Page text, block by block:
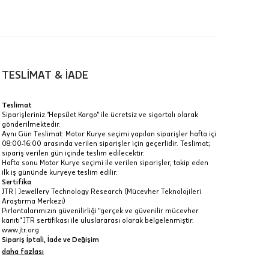
ancak
Taksit Toplamı
26.615 ₺
26.615 ₺
TESLİMAT & İADE
Teslimat
Siparişleriniz "HepsiJet Kargo" ile ücretsiz ve sigortalı olarak
gönderilmektedir.
Aynı Gün Teslimat: Motor Kurye seçimi yapılan siparişler hafta içi
08:00-16:00 arasında verilen siparişler için geçerlidir. Teslimat;
sipariş verilen gün içinde teslim edilecektir.
Hafta sonu Motor Kurye seçimi ile verilen siparişler, takip eden
ilk iş gününde kuryeye teslim edilir.
Sertifika
JTR | Jewellery Technology Research (Mücevher Teknolojileri
Araştırma Merkezi)
Pırlantalarımızın güvenilirliği "gerçek ve güvenilir mücevher
kanıtı" JTR sertifikası ile uluslararası olarak belgelenmiştir.
www.jtr.org
Sipariş İptali, İade ve Değişim
İptal: Kargoya verilmeyen veya faturası oluşmayan siparişlerinizi
daha fazlası